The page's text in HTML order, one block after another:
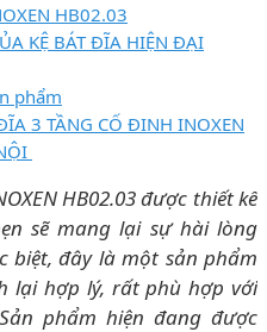
HB02.03
KỆ BÁT ĐĨA HIỆN ĐẠI
phẩm
3 TẦNG CỐ ĐINH INOXEN
HB02.03 được thiết kế
sẽ mang lại sự hài lòng
biệt, đây là một sản phẩm
lại hợp lý, rất phù hợp với
phẩm hiện đang được